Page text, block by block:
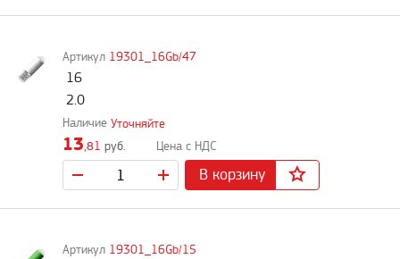
19301_16Gb/47
16
2.0
Уточняйте
13,81 руб.
В корзину
19301_16Gb/15